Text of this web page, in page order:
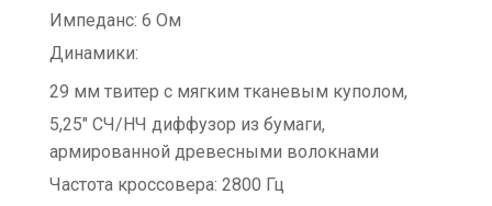
Импеданс: 6 Ом
Динамики:
29 мм твитер с мягким тканевым куполом,
5,25" СЧ/НЧ диффузор из бумаги,
армированной древесными волокнами
Частота кроссовера: 2800 Гц